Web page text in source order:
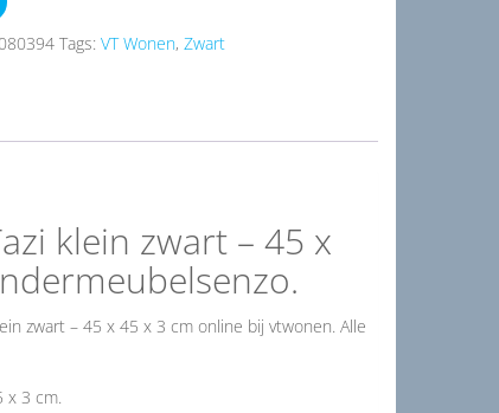
Tags: VT Wonen, Zwart
klein zwart – 45 x
zwart – 45 x 45 x 3 cm online bij vtwonen. Alle
x 3 cm.